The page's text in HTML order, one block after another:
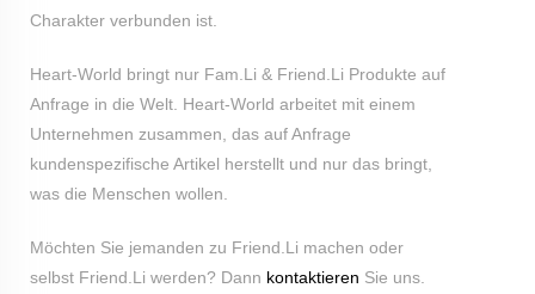
Charakter verbunden ist.
Heart-World bringt nur Fam.Li & Friend.Li Produkte auf
Anfrage in die Welt. Heart-World arbeitet mit einem
Unternehmen zusammen, das auf Anfrage
kundenspezifische Artikel herstellt und nur das bringt,
was die Menschen wollen.
Möchten Sie jemanden zu Friend.Li machen oder
selbst Friend.Li werden? Dann kontaktieren Sie uns.